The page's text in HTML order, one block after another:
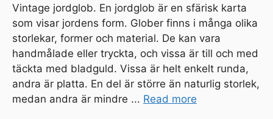
Vintage jordglob. En jordglob är en sfärisk karta
som visar jordens form. Glober finns i många olika
storlekar, former och material. De kan vara
handmålade eller tryckta, och vissa är till och med
täckta med bladguld. Vissa är helt enkelt runda,
andra är platta. En del är större än naturlig storlek,
medan andra är mindre ... Read more